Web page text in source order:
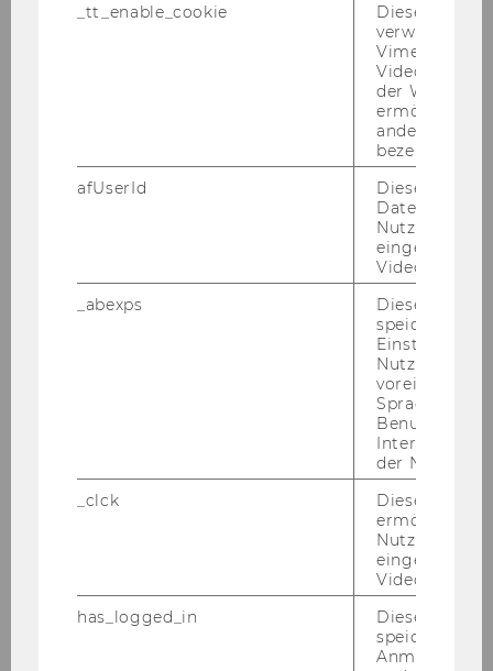
BAUER
28.02.12
Betreuungstutor
Informationsverarbeitung und
_tt_enable_cookie
Dieses
verwendet,
Vimeo-
der WU-
ermöglichen
andere nicht
bezeichnete
afUserId
Dieses
Daten von
Videos
_abexps
Dieses Cookie
speichert
Nutzer*in, zB.
Sprache,
der Nutzer*in
_clck
Dieses Cookie
ermöglicht
Nutzung des
Video Players
has_logged_in
Dieses Cookie
speichert